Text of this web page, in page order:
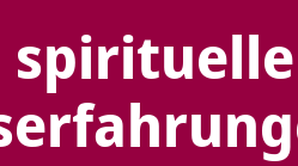
spirituelle